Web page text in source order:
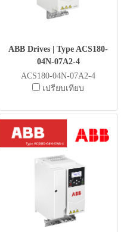
ABB Drives | Type ACS180-
04N-07A2-4
ACS180-04N-07A2-4
เปรียบเทียบ